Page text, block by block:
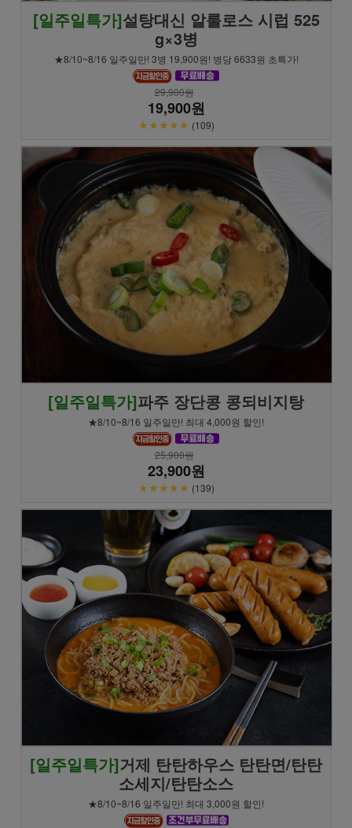
[일주일특가]설탕대신 알룰로스 시럽 525
g×3병
★8/10~8/16 일주일만! 3병 19,900원! 병당 6633원 초특가!
29,900원
19,900원
★★★★★ (109)
[일주일특가]파주 장단콩 콩되비지탕
★8/10~8/16 일주일만! 최대 4,000원 할인!
25,900원
23,900원
★★★★★ (139)
[일주일특가]거제 탄탄하우스 탄탄면/탄탄
소세지/탄탄소스
★8/10~8/16 일주일만! 최대 3,000원 할인!